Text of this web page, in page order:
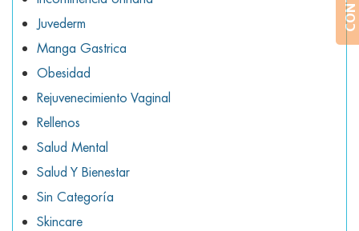
Juvederm
Manga Gastrica
Obesidad
Rejuvenecimiento Vaginal
Rellenos
Salud Mental
Salud Y Bienestar
Sin Categoría
Skincare